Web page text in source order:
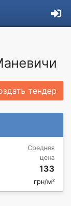
тендер
Средняя
цена
133
грн/м²